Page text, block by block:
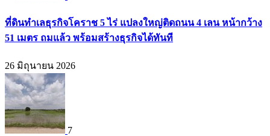
ที่ดินทำเลธุรกิจโคราช 5 ไร่ แปลงใหญ่ติดถนน 4 เลน หน้ากว้าง
51 เมตร ถมแล้ว พร้อมสร้างธุรกิจได้ทันที
26 มิถุนายน 2026
7